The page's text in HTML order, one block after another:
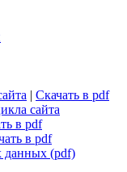
| Скачать в pdf
сайта
в pdf
в pdf
данных (pdf)